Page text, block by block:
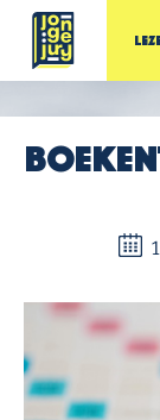
Ga door naar
Jonge Jury